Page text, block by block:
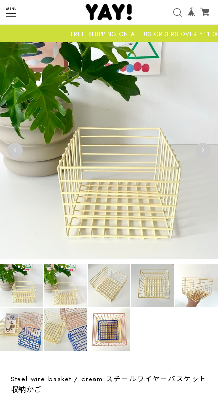
FREE SHIPPING ON ALL US ORDERS OVER
Steel wire basket / cream スチールワイヤーバスケット
収納かご